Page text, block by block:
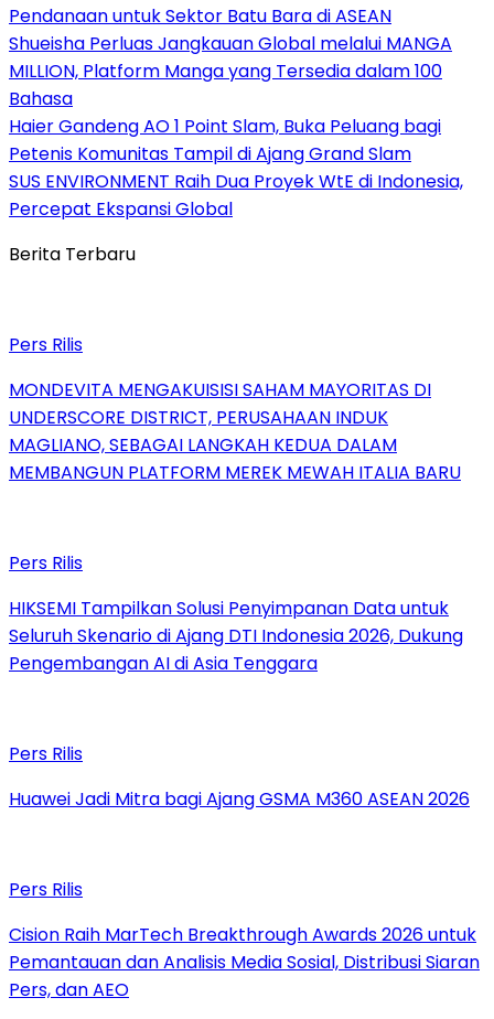
Pendanaan untuk Sektor Batu Bara di ASEAN
Shueisha Perluas Jangkauan Global melalui MANGA
MILLION, Platform Manga yang Tersedia dalam 100
Bahasa
Haier Gandeng AO 1 Point Slam, Buka Peluang bagi
Petenis Komunitas Tampil di Ajang Grand Slam
SUS ENVIRONMENT Raih Dua Proyek WtE di Indonesia,
Percepat Ekspansi Global
Berita Terbaru
Pers Rilis
MONDEVITA MENGAKUISISI SAHAM MAYORITAS DI
UNDERSCORE DISTRICT, PERUSAHAAN INDUK
MAGLIANO, SEBAGAI LANGKAH KEDUA DALAM
MEMBANGUN PLATFORM MEREK MEWAH ITALIA BARU
Pers Rilis
HIKSEMI Tampilkan Solusi Penyimpanan Data untuk
Seluruh Skenario di Ajang DTI Indonesia 2026, Dukung
Pengembangan AI di Asia Tenggara
Pers Rilis
Huawei Jadi Mitra bagi Ajang GSMA M360 ASEAN 2026
Pers Rilis
Cision Raih MarTech Breakthrough Awards 2026 untuk
Pemantauan dan Analisis Media Sosial, Distribusi Siaran
Pers, dan AEO